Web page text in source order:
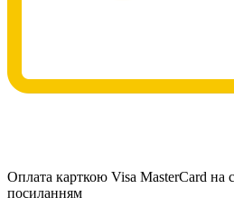
Оплата карткою Visa MasterCard на
посиланням